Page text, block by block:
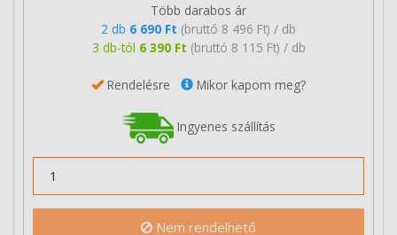
Több darabos ár
2 db 6 690 Ft (bruttó 8 496 Ft) / db
3 db-tól 6 390 Ft (bruttó 8 115 Ft) / db
Rendelésre Mikor kapom meg?
Ingyenes szállítás
Nem rendelhető